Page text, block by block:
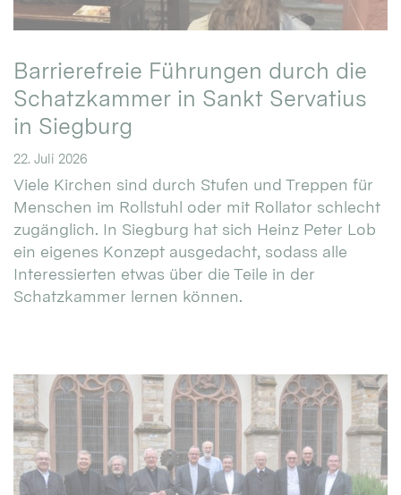
Barrierefreie Führungen durch die
Schatzkammer in Sankt Servatius
in Siegburg
22. Juli 2026
Viele Kirchen sind durch Stufen und Treppen für
Menschen im Rollstuhl oder mit Rollator schlecht
zugänglich. In Siegburg hat sich Heinz Peter Lob
ein eigenes Konzept ausgedacht, sodass alle
Interessierten etwas über die Teile in der
Schatzkammer lernen können.